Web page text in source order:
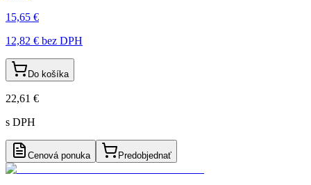
15,65 €
12,82 € bez DPH
Do košíka
22,61 €
s DPH
Cenová ponuka Predobjednať